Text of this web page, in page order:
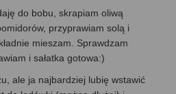
do bobu, skrapiam oliwą
przyprawiam solą i
mieszam. Sprawdzam
i sałatka gotowa:)
ale ja najbardziej lubię wstawić